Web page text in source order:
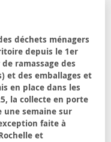
déchets ménagers
depuis le 1er
ramassage des
et des emballages et
en place dans les
la collecte en porte
une semaine sur
faite à
et